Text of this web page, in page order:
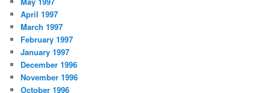
April 1997
March 1997
February 1997
January 1997
December 1996
November 1996
October 1996